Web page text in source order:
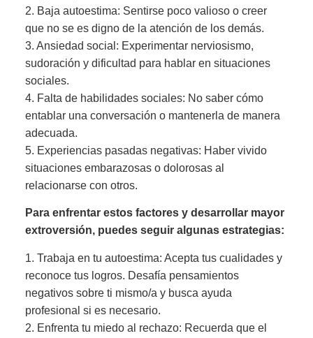
2. Baja autoestima: Sentirse poco valioso o creer
que no se es digno de la atención de los demás.
3. Ansiedad social: Experimentar nerviosismo,
sudoración y dificultad para hablar en situaciones
sociales.
4. Falta de habilidades sociales: No saber cómo
entablar una conversación o mantenerla de manera
adecuada.
5. Experiencias pasadas negativas: Haber vivido
situaciones embarazosas o dolorosas al
relacionarse con otros.
Para enfrentar estos factores y desarrollar mayor
extroversión, puedes seguir algunas estrategias:
1. Trabaja en tu autoestima: Acepta tus cualidades y
reconoce tus logros. Desafía pensamientos
negativos sobre ti mismo/a y busca ayuda
profesional si es necesario.
2. Enfrenta tu miedo al rechazo: Recuerda que el